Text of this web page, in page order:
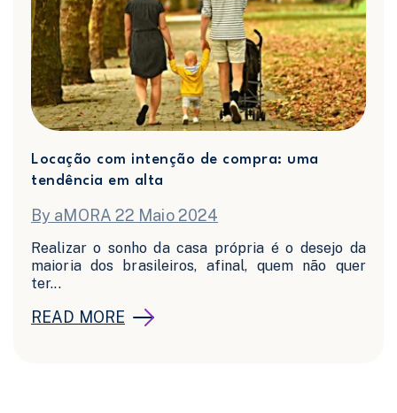
Locação com intenção de compra: uma
tendência em alta
By aMORA 22 Maio 2024
Realizar o sonho da casa própria é o desejo da
maioria dos brasileiros, afinal, quem não quer
ter...
READ MORE